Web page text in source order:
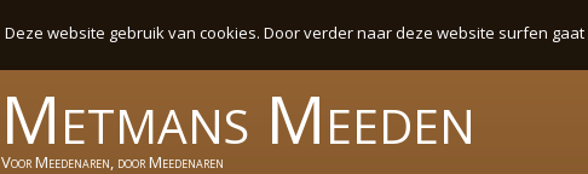
Deze website gebruik van cookies. Door verder naar deze website surfen
Metmans Meeden
Voor Meedenaren, door Meedenaren